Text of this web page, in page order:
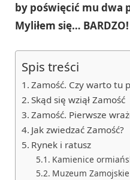
by poświęcić mu dwa
Myliłem się…
Spis treści
Zamość. Czy warto tu
Skąd się wziął Zamość
Zamość. Pierwsze
Jak zwiedzać Zamość?
Rynek i ratusz
Kamienice
Muzeum